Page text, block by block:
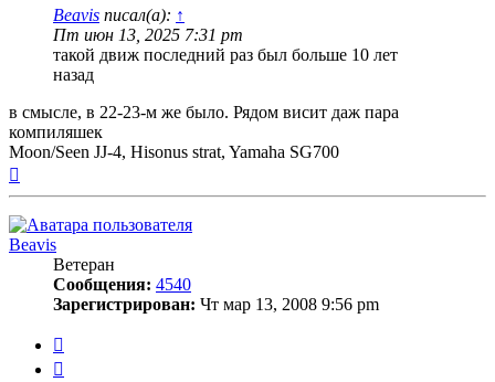
Beavis писал(а): ↑
Пт июн 13, 2025 7:31 pm
такой движ последний раз был больше 10 лет
назад
в смысле, в 22-23-м же было. Рядом висит даж пара
компиляшек
Moon/Seen JJ-4, Hisonus strat, Yamaha SG700
Beavis
Ветеран
Сообщения: 4540
Зарегистрирован: Чт мар 13, 2008 9:56 pm